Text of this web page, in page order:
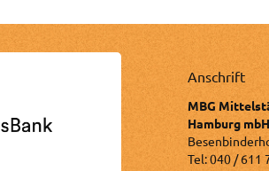
Anschrift
MBG
Hamburg mbH
Tel: 040 / 611